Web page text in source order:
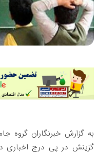
به گزارش خبرنگاران گروه
گزینش در پی درج اخباری